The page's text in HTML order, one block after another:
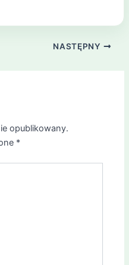
NASTĘPNY
opublikowany.
*